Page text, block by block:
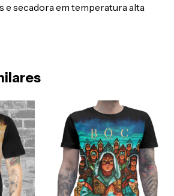
e secadora em temperatura alta